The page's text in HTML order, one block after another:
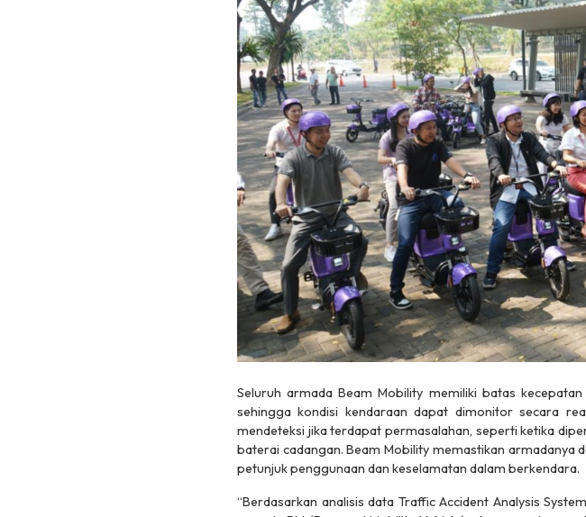
Seluruh armada Beam Mobility memiliki batas
sehingga kondisi kendaraan dapat dimonitor secara
mendeteksi jika terdapat permasalahan, seperti ketika
baterai cadangan. Beam Mobility memastikan armadanya
petunjuk penggunaan dan keselamatan dalam berkendara.
“Berdasarkan analisis data Traffic Accident Analysis